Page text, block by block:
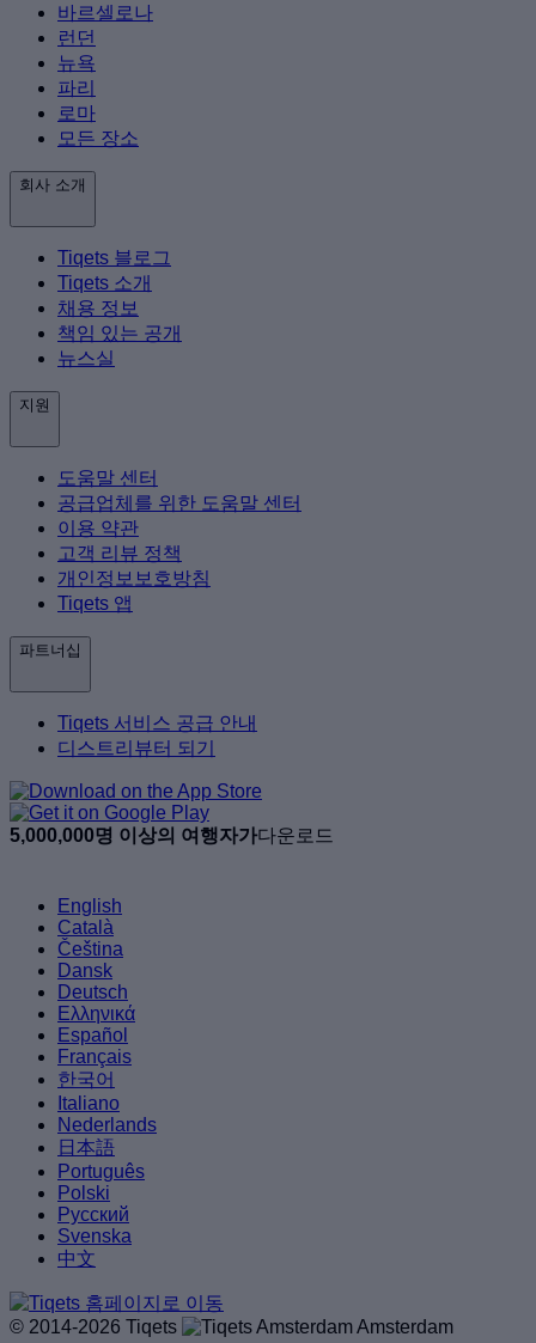
바르셀로나
런던
뉴욕
파리
로마
모든 장소
회사 소개
Tiqets 블로그
Tiqets 소개
채용 정보
책임 있는 공개
뉴스실
지원
도움말 센터
공급업체를 위한 도움말 센터
이용 약관
고객 리뷰 정책
개인정보보호방침
Tiqets 앱
파트너십
Tiqets 서비스 공급 안내
디스트리뷰터 되기
5,000,000명 이상의 여행자가다운로드
English
Català
Čeština
Dansk
Deutsch
Ελληνικά
Español
Français
한국어
Italiano
Nederlands
日本語
Português
Polski
Русский
Svenska
中文
© 2014-2026 Tiqets
Amsterdam